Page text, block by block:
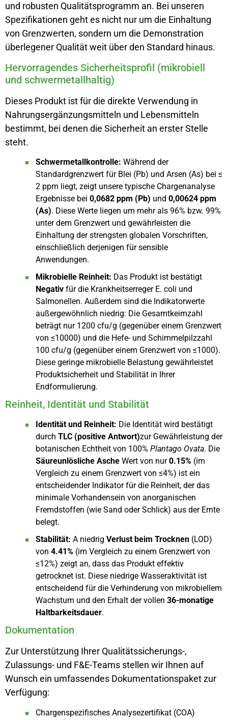
und robusten Qualitätsprogramm an. Bei unseren
Spezifikationen geht es nicht nur um die Einhaltung
von Grenzwerten, sondern um die Demonstration
überlegener Qualität weit über den Standard hinaus.
Hervorragendes Sicherheitsprofil (mikrobiell
und schwermetallhaltig)
Dieses Produkt ist für die direkte Verwendung in
Nahrungsergänzungsmitteln und Lebensmitteln
bestimmt, bei denen die Sicherheit an erster Stelle
steht.
Schwermetallkontrolle: Während der
Standardgrenzwert für Blei (Pb) und Arsen (As) bei ≤
2 ppm liegt, zeigt unsere typische Chargenanalyse
Ergebnisse bei 0,0682 ppm (Pb) und 0,00624 ppm
(As). Diese Werte liegen um mehr als 96% bzw. 99%
unter dem Grenzwert und gewährleisten die
Einhaltung der strengsten globalen Vorschriften,
einschließlich derjenigen für sensible
Anwendungen.
Mikrobielle Reinheit: Das Produkt ist bestätigt
Negativ für die Krankheitserreger E. coli und
Salmonellen. Außerdem sind die Indikatorwerte
außergewöhnlich niedrig: Die Gesamtkeimzahl
beträgt nur 1200 cfu/g (gegenüber einem Grenzwert
von ≤10000) und die Hefe- und Schimmelpilzzahl
100 cfu/g (gegenüber einem Grenzwert von ≤1000).
Diese geringe mikrobielle Belastung gewährleistet
Produktsicherheit und Stabilität in Ihrer
Endformulierung.
Reinheit, Identität und Stabilität
Identität und Reinheit: Die Identität wird bestätigt
durch TLC (positive Antwort)zur Gewährleistung der
botanischen Echtheit von 100% Plantago Ovata. Die
Säureunlösliche Asche Wert von nur0.15% (im
Vergleich zu einem Grenzwert von ≤4%) ist ein
entscheidender Indikator für die Reinheit, der das
minimale Vorhandensein von anorganischen
Fremdstoffen (wie Sand oder Schlick) aus der Ernte
belegt.
Stabilität: A niedrig Verlust beim Trocknen (LOD)
von 4.41% (im Vergleich zu einem Grenzwert von
≤12%) zeigt an, dass das Produkt effektiv
getrocknet ist. Diese niedrige Wasseraktivität ist
entscheidend für die Verhinderung von mikrobiellem
Wachstum und den Erhalt der vollen 36-monatige
Haltbarkeitsdauer.
Dokumentation
Zur Unterstützung Ihrer Qualitätssicherungs-,
Zulassungs- und F&E-Teams stellen wir Ihnen auf
Wunsch ein umfassendes Dokumentationspaket zur
Verfügung:
Chargenspezifisches Analysezertifikat (COA)